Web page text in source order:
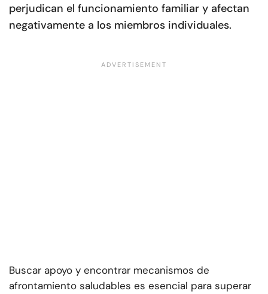
perjudican el funcionamiento familiar y afectan
negativamente a los miembros individuales.
Buscar apoyo y encontrar mecanismos de
afrontamiento saludables es esencial para superar